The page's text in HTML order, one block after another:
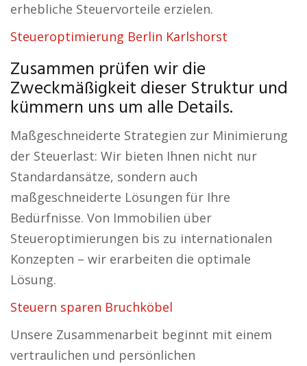
erhebliche Steuervorteile erzielen.
Steueroptimierung Berlin Karlshorst
Zusammen prüfen wir die
Zweckmäßigkeit dieser Struktur und
kümmern uns um alle Details.
Maßgeschneiderte Strategien zur Minimierung
der Steuerlast: Wir bieten Ihnen nicht nur
Standardansätze, sondern auch
maßgeschneiderte Lösungen für Ihre
Bedürfnisse. Von Immobilien über
Steueroptimierungen bis zu internationalen
Konzepten – wir erarbeiten die optimale
Lösung.
Steuern sparen Bruchköbel
Unsere Zusammenarbeit beginnt mit einem
vertraulichen und persönlichen